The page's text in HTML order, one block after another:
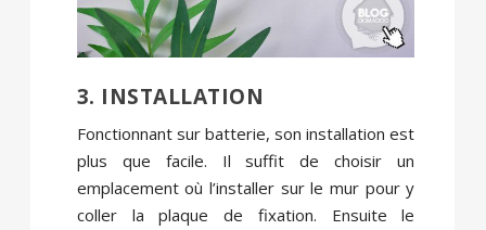
3. INSTALLATION
Fonctionnant sur batterie, son installation est
plus que facile. Il suffit de choisir un
emplacement où l’installer sur le mur pour y
coller la plaque de fixation. Ensuite le